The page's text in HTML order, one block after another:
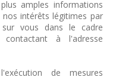
amples informations
intérêts légitimes par
vous dans le cadre
à l'adresse
de mesures